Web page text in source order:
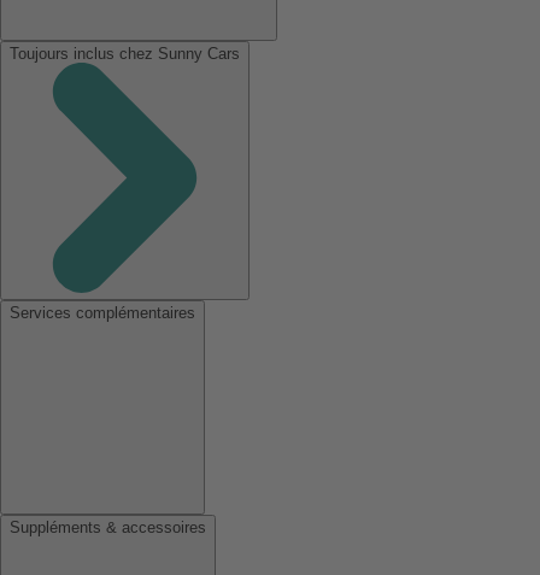
Toujours inclus chez Sunny Cars
Services complémentaires
Suppléments & accessoires